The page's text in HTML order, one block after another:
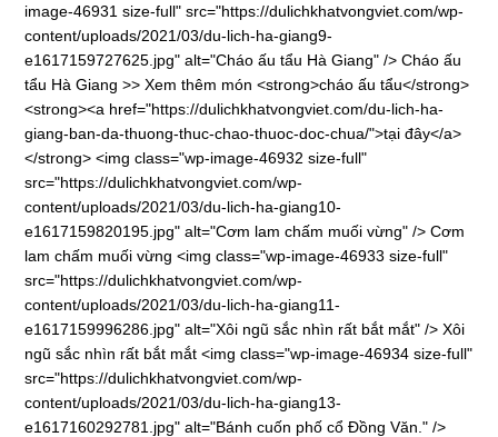
image-46931 size-full" src="https://dulichkhatvongviet.com/wp-
content/uploads/2021/03/du-lich-ha-giang9-
e1617159727625.jpg" alt="Cháo ấu tẩu Hà Giang" /> Cháo ấu
tẩu Hà Giang >> Xem thêm món <strong>cháo ấu tẩu</strong>
<strong><a href="https://dulichkhatvongviet.com/du-lich-ha-
giang-ban-da-thuong-thuc-chao-thuoc-doc-chua/">tại đây</a>
</strong> <img class="wp-image-46932 size-full"
src="https://dulichkhatvongviet.com/wp-
content/uploads/2021/03/du-lich-ha-giang10-
e1617159820195.jpg" alt="Cơm lam chấm muối vừng" /> Cơm
lam chấm muối vừng <img class="wp-image-46933 size-full"
src="https://dulichkhatvongviet.com/wp-
content/uploads/2021/03/du-lich-ha-giang11-
e1617159996286.jpg" alt="Xôi ngũ sắc nhìn rất bắt mắt" /> Xôi
ngũ sắc nhìn rất bắt mắt <img class="wp-image-46934 size-full"
src="https://dulichkhatvongviet.com/wp-
content/uploads/2021/03/du-lich-ha-giang13-
e1617160292781.jpg" alt="Bánh cuốn phố cổ Đồng Văn." />